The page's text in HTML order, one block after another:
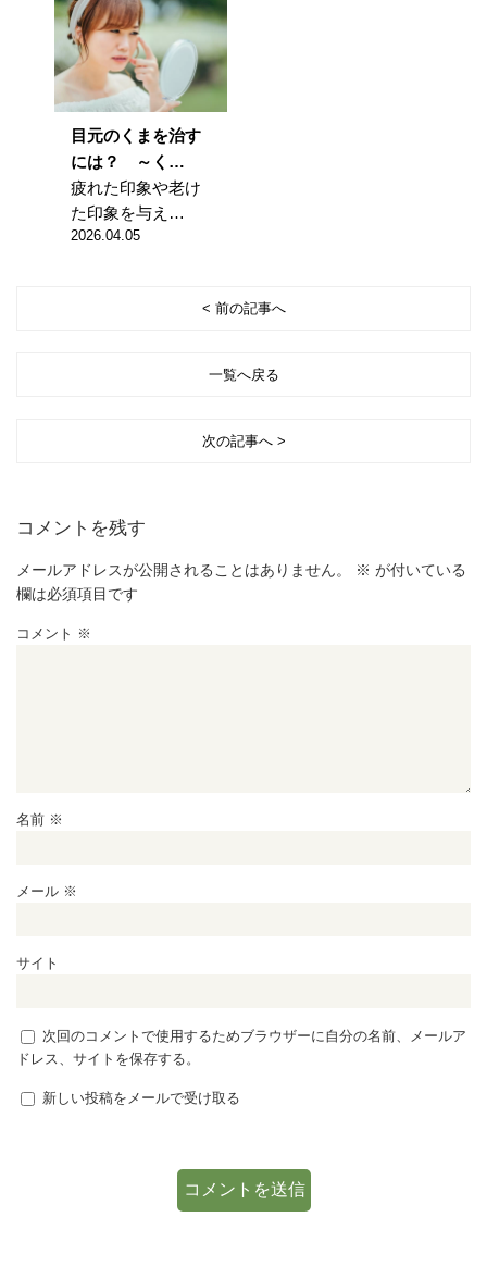
目元のくまを治す
には？ ～く…
疲れた印象や老け
た印象を与え…
2026.04.05
< 前の記事へ
一覧へ戻る
次の記事へ >
コメントを残す
メールアドレスが公開されることはありません。 ※ が付いている
欄は必須項目です
コメント ※
名前 ※
メール ※
サイト
次回のコメントで使用するためブラウザーに自分の名前、メールア
ドレス、サイトを保存する。
新しい投稿をメールで受け取る